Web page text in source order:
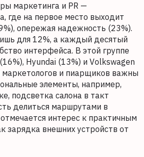
маркетинга и PR —
где на первое место выходит
опережая надежность (23%).
для 12%, а каждый десятый
интерфейса. В этой группе
Hyundai (13%) и Volkswagen
и пиарщиков важны
элементы, например,
подсветка салона в такт
делиться маршрутами в
интерес к практичным
зарядка внешних устройств от